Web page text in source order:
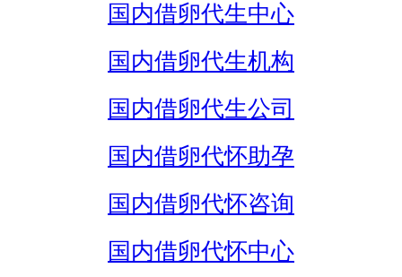
国内借卵代生中心
国内借卵代生机构
国内借卵代生公司
国内借卵代怀助孕
国内借卵代怀咨询
国内借卵代怀中心